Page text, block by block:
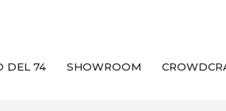
DEL 74 SHOWROOM